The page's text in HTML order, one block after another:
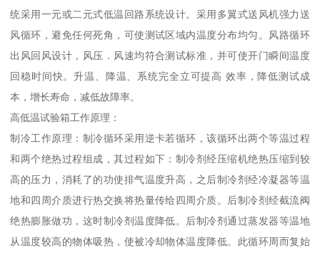
统采用一元或二元式低温回路系统设计。采用多翼式送风机强力送
风循环，避免任何死角，可使测试区域内温度分布均匀。风路循环
出风回风设计，风压．风速均符合测试标准，并可使开门瞬间温度
回稳时间快。升温、降温、系统完全立可提高 效率，降低测试成
本，增长寿命，减低故障率。
高低温试验箱工作原理：
制冷工作原理：制冷循环采用逆卡若循环，该循环出两个等温过程
和两个绝热过程组成，其过程如下：制冷剂经压缩机绝热压缩到较
高的压力，消耗了的功使排气温度升高，之后制冷剂经冷凝器等温
地和四周介质进行热交换将热量传给四周介质。后制冷剂经截流阀
绝热膨胀做功，这时制冷剂温度降低。后制冷剂通过蒸发器等温地
从温度较高的物体吸热，使被冷却物体温度降低。此循环周而复始